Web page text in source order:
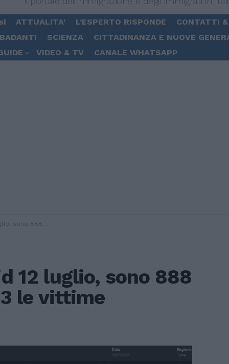
ATTUALITA’ L’ESPERTO RISPONDE
CONTATTI
SCIENZA
CITTADINANZA E NUOVE
VIDEO & TV CANALE WHATSAPP
casi e 13 le vittime
12 luglio, sono 888
le vittime